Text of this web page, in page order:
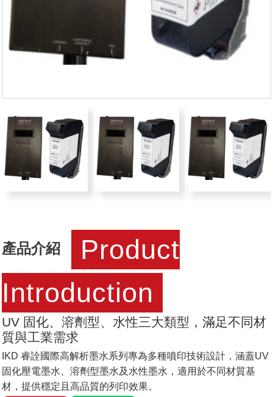
產品介紹
Product
Introduction
UV 固化、溶劑型、水性三大類型，滿足不同材
質與工業需求
IKD 睿詮國際高解析墨水系列專為多種噴印技術設計，涵蓋UV
固化壓電墨水、溶劑型墨水及水性墨水，適用於不同材質基
材，提供穩定且高品質的列印效果。